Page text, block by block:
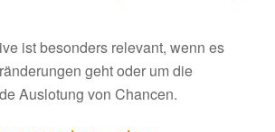
ist besonders relevant, wenn es
geht oder um die
Auslotung von Chancen.